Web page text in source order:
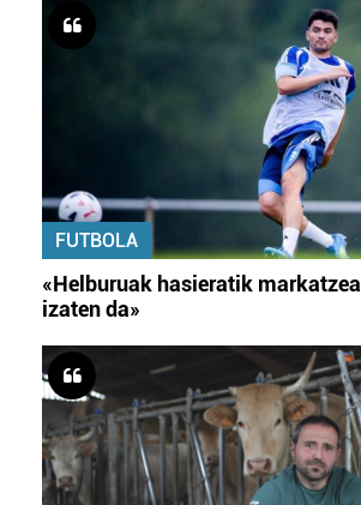
FUTBOLA
«Helburuak hasieratik
izaten da»